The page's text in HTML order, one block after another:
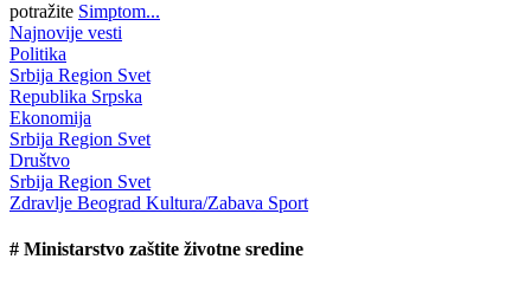
potražite Simptom...
Najnovije vesti
Politika
Srbija Region Svet
Republika Srpska
Ekonomija
Srbija Region Svet
Društvo
Srbija Region Svet
Zdravlje Beograd Kultura/Zabava Sport
# Ministarstvo zaštite životne sredine